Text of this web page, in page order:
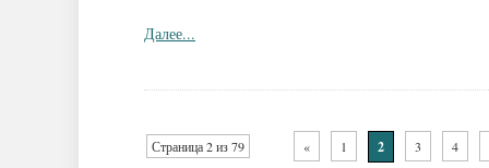
Далее...
Страница 2 из 79 « 1 2 3 4